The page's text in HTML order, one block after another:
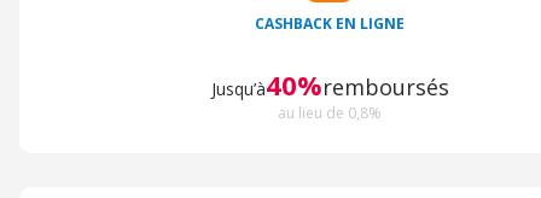
CASHBACK EN LIGNE
Jusqu’à40%remboursés
au lieu de 0,8%